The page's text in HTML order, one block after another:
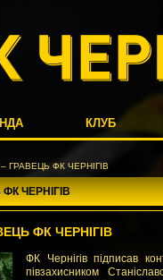
КЛУБ
ГРАВЕЦЬ ФК ЧЕРНІГІВ
ЧЕРНІГІВ
ФК ЧЕРНІГІВ
ФК Чернігів підписав
півзахисником